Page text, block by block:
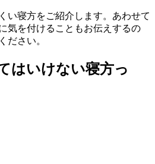
い寝方をご紹介します。あわせて
気を付けることもお伝えするの
ださい。
はいけない寝方っ